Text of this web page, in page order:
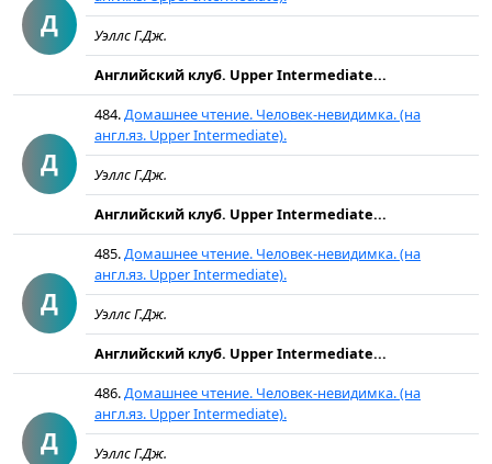
Д
Уэллс Г.Дж.
Английский клуб. Upper Intermediate...
Д
484.Домашнее чтение. Человек-невидимка. (на
англ.яз. Upper Intermediate).
Уэллс Г.Дж.
Английский клуб. Upper Intermediate...
Д
485.Домашнее чтение. Человек-невидимка. (на
англ.яз. Upper Intermediate).
Уэллс Г.Дж.
Английский клуб. Upper Intermediate...
Д
486.Домашнее чтение. Человек-невидимка. (на
англ.яз. Upper Intermediate).
Уэллс Г.Дж.